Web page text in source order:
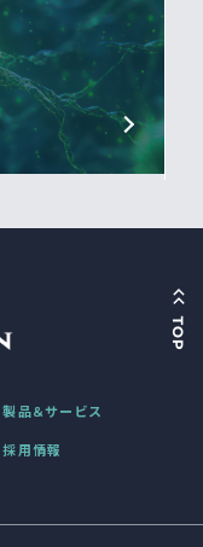
製品＆サービス
採用情報